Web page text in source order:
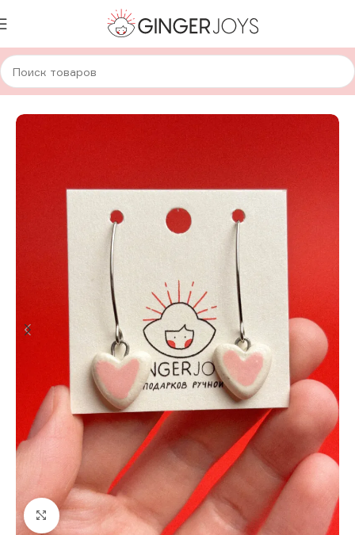
Главная Украшения Кулоны Керамические кулоны
Нажмите, чтобы увеличить изображение